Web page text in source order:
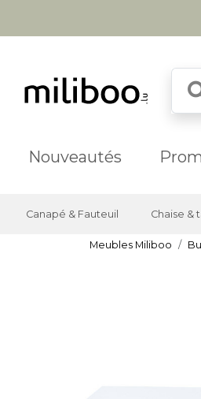
Nouveautés
Canapé & Fauteuil Chaise &
Meubles Miliboo